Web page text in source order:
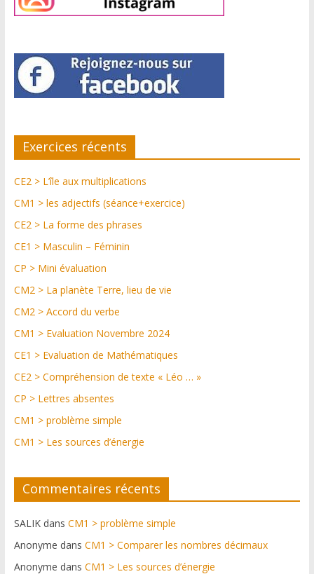
Exercices récents
CE2 > L’île aux multiplications
CM1 > les adjectifs (séance+exercice)
CE2 > La forme des phrases
CE1 > Masculin – Féminin
CP > Mini évaluation
CM2 > La planète Terre, lieu de vie
CM2 > Accord du verbe
CM1 > Evaluation Novembre 2024
CE1 > Evaluation de Mathématiques
CE2 > Compréhension de texte « Léo … »
CP > Lettres absentes
CM1 > problème simple
CM1 > Les sources d’énergie
Commentaires récents
SALIKdans CM1 > problème simple
Anonyme dans CM1 > Comparer les nombres décimaux
Anonyme dans CM1 > Les sources d’énergie